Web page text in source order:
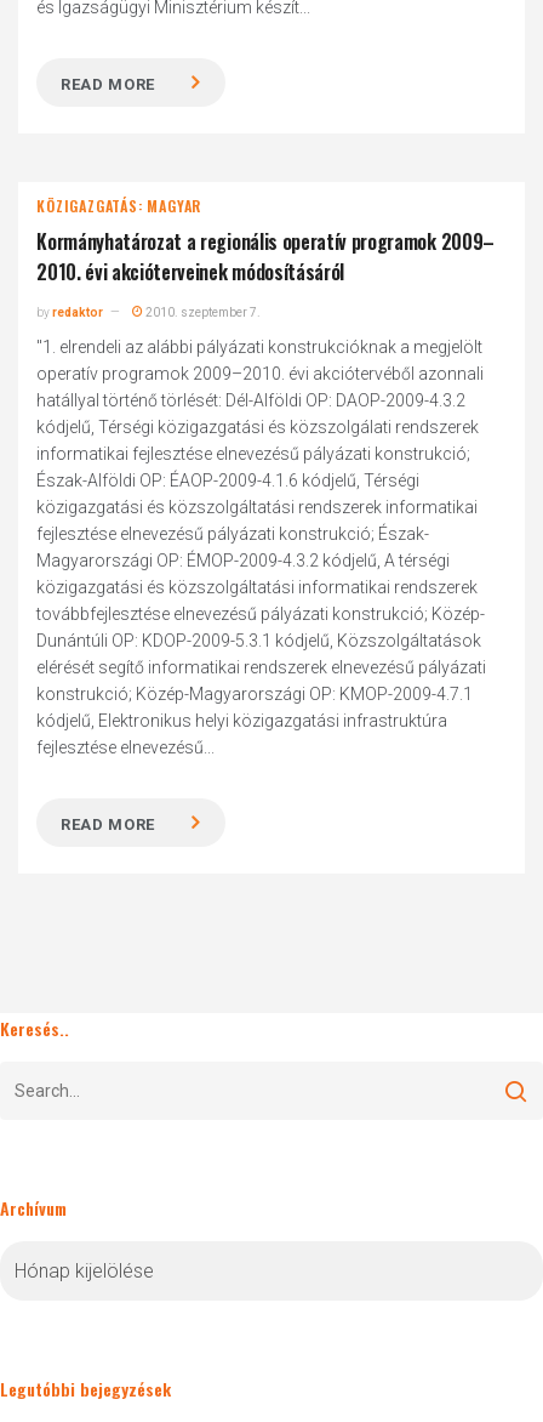
és Igazságügyi Minisztérium készít...
READ MORE
KÖZIGAZGATÁS: MAGYAR
Kormányhatározat a regionális operatív programok 2009–
2010. évi akcióterveinek módosításáról
byredaktor 2010. szeptember 7.
"1. elrendeli az alábbi pályázati konstrukcióknak a megjelölt
operatív programok 2009–2010. évi akciótervéből azonnali
hatállyal történő törlését: Dél-Alföldi OP: DAOP-2009-4.3.2
kódjelű, Térségi közigazgatási és közszolgálati rendszerek
informatikai fejlesztése elnevezésű pályázati konstrukció;
Észak-Alföldi OP: ÉAOP-2009-4.1.6 kódjelű, Térségi
közigazgatási és közszolgáltatási rendszerek informatikai
fejlesztése elnevezésű pályázati konstrukció; Észak-
Magyarországi OP: ÉMOP-2009-4.3.2 kódjelű, A térségi
közigazgatási és közszolgáltatási informatikai rendszerek
továbbfejlesztése elnevezésű pályázati konstrukció; Közép-
Dunántúli OP: KDOP-2009-5.3.1 kódjelű, Közszolgáltatások
elérését segítő informatikai rendszerek elnevezésű pályázati
konstrukció; Közép-Magyarországi OP: KMOP-2009-4.7.1
kódjelű, Elektronikus helyi közigazgatási infrastruktúra
fejlesztése elnevezésű...
READ MORE
Keresés..
Archívum
Legutóbbi bejegyzések